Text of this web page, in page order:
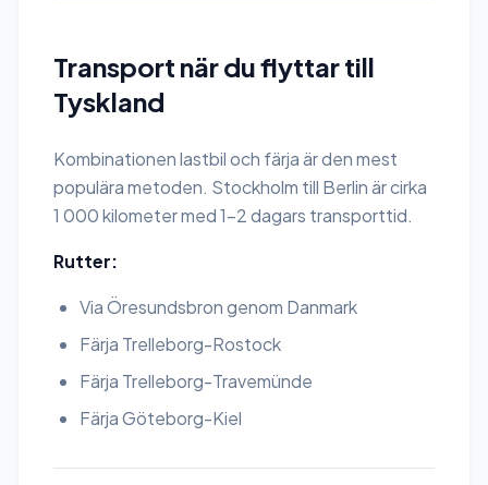
Transport när du flyttar till
Tyskland
Kombinationen lastbil och färja är den mest
populära metoden. Stockholm till Berlin är cirka
1 000 kilometer med 1-2 dagars transporttid.
Rutter:
Via Öresundsbron genom Danmark
Färja Trelleborg-Rostock
Färja Trelleborg-Travemünde
Färja Göteborg-Kiel